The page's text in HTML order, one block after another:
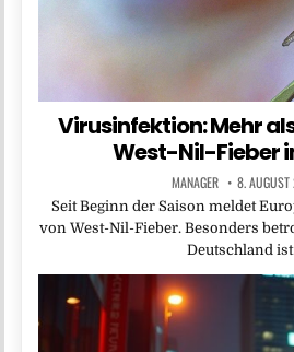
Virusinfektion: Mehr
West-Nil-Fieber
MANAGER 8.
Seit Beginn der Saison meldet
von West-Nil-Fieber. Besonders
Deutschland